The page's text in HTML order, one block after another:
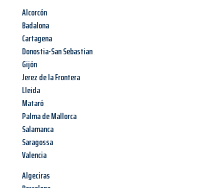
Alcorcón
Badalona
Cartagena
Donostia-San Sebastian
Gijón
Jerez de la Frontera
Lleida
Mataró
Palma de Mallorca
Salamanca
Saragossa
Valencia
Algeciras